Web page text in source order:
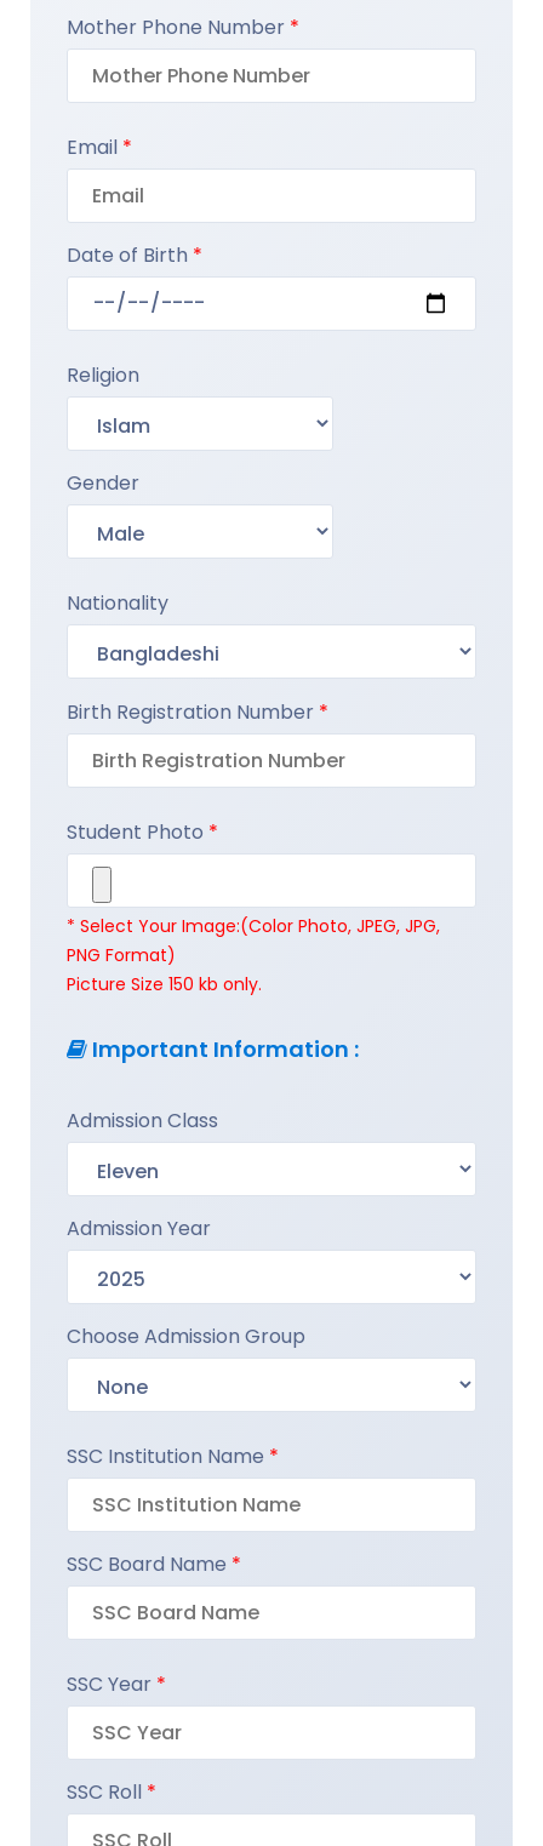
Mother Phone Number *
Email *
Date of Birth *
Religion
Gender
Nationality
Birth Registration Number *
Student Photo *
* Select Your Image:(Color Photo, JPEG, JPG,
PNG Format)
Picture Size 150 kb only.
Important Information :
Admission Class
Admission Year
Choose Admission Group
SSC Institution Name *
SSC Board Name *
SSC Year *
SSC Roll *